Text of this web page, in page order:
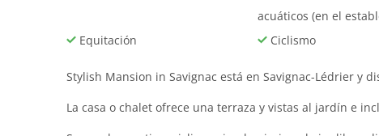
acuáticos (en el
Equitación Ciclismo
Stylish Mansion in Savignac está en Savignac-Lédrier y
La casa o chalet ofrece una terraza y vistas al jardín e